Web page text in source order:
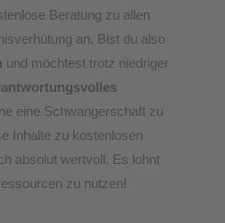
Beratung zu allen
an. Bist du also
und möchtest trotz niedriger
eine Schwangerschaft zu
Inhalte zu kostenlosen
absolut wertvoll. Es lohnt
zu nutzen!